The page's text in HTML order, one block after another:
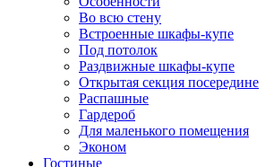
Во всю стену
Встроенные шкафы-купе
Под потолок
Раздвижные шкафы-купе
Открытая секция посередине
Распашные
Гардероб
Для маленького помещения
Эконом
Гостиные